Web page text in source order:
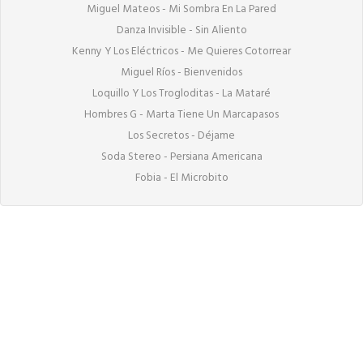
Miguel Mateos - Mi Sombra En La Pared
Danza Invisible - Sin Aliento
Kenny Y Los Eléctricos - Me Quieres Cotorrear
Miguel Ríos - Bienvenidos
Loquillo Y Los Trogloditas - La Mataré
Hombres G - Marta Tiene Un Marcapasos
Los Secretos - Déjame
Soda Stereo - Persiana Americana
Fobia - El Microbito